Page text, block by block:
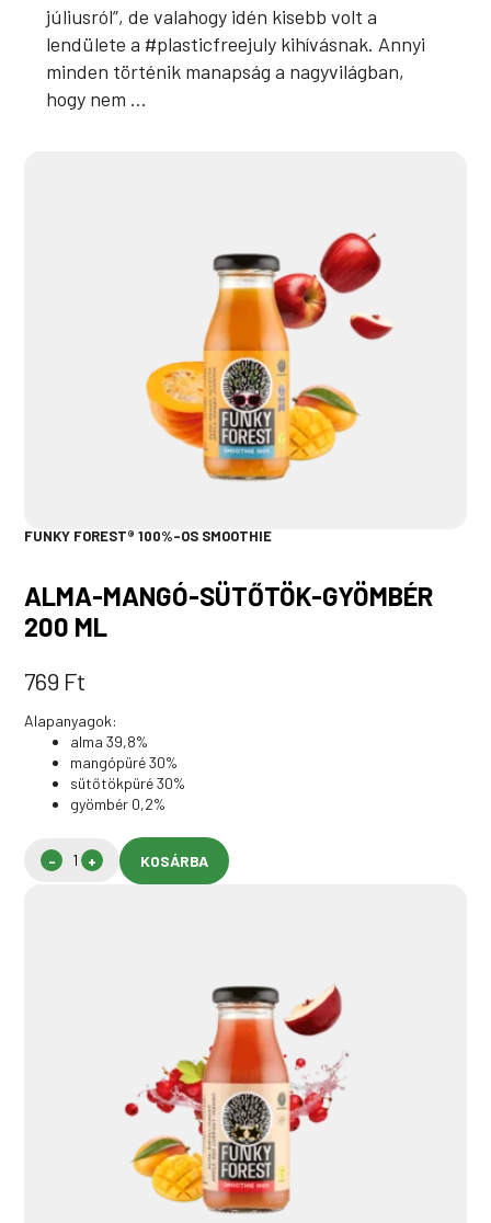
júliusról”, de valahogy idén kisebb volt a
lendülete a #plasticfreejuly kihívásnak. Annyi
minden történik manapság a nagyvilágban,
hogy nem ...
FUNKY FOREST® 100%-OS SMOOTHIE
ALMA-MANGÓ-SÜTŐTÖK-GYÖMBÉR
200 ML
769 Ft
Alapanyagok:
alma 39,8%
mangópüré 30%
sütőtökpüré 30%
gyömbér 0,2%
KOSÁRBA